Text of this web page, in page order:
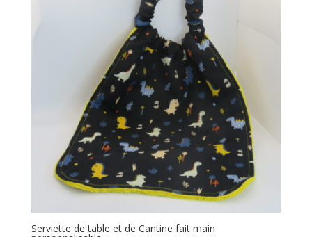
Serviette de table et de Cantine fait main